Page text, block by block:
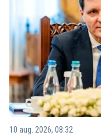
10 aug. 2026, 08:32